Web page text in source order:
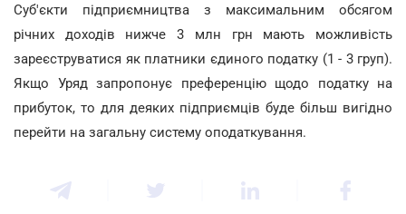
Суб'єкти підприємництва з максимальним обсягом
річних доходів нижче 3 млн грн мають можливість
зареєструватися як платники єдиного податку (1 - 3 груп).
Якщо Уряд запропонує преференцію щодо податку на
прибуток, то для деяких підприємців буде більш вигідно
перейти на загальну систему оподаткування.